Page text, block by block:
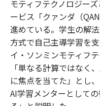
モティフテクノロジー
ービス「クァンダ（
進めている。学生の解
方式で自己主導学習を
イ・ソンミンモティフ
「単なる計算ではなく
に焦点を当てた」とし
AI学習メンターとして